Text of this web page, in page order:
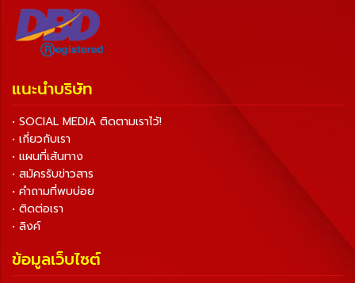
แนะนำบริษัท
• SOCIAL MEDIA ติดตามเราไว้!
• เกี่ยวกับเรา
• แผนที่เส้นทาง
• สมัครรับข่าวสาร
• คำถามที่พบบ่อย
• ติดต่อเรา
• ลิงค์
ข้อมูลเว็บไซต์